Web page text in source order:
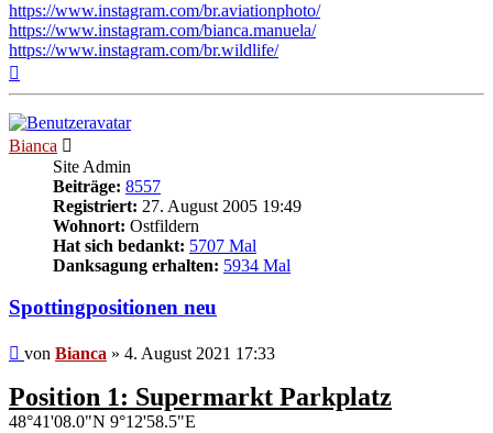
https://www.instagram.com/br.aviationphoto/
https://www.instagram.com/bianca.manuela/
https://www.instagram.com/br.wildlife/
Bianca
Site Admin
Beiträge: 8557
Registriert: 27. August 2005 19:49
Wohnort: Ostfildern
Hat sich bedankt: 5707 Mal
Danksagung erhalten: 5934 Mal
Spottingpositionen neu
Beitrag
von Bianca » 4. August 2021 17:33
Position 1: Supermarkt Parkplatz
48°41'08.0"N 9°12'58.5"E